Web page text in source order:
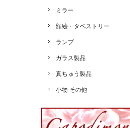
ミラー
額絵・タペストリー
ランプ
ガラス製品
真ちゅう製品
小物 その他